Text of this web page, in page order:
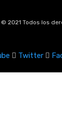
© 2021 Todos los
Twitter